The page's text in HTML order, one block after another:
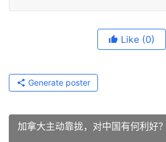
Like (0)
Generate poster
加拿大主动靠拢，对中国有何利好？